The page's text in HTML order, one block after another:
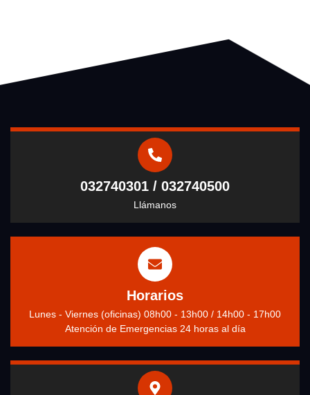
032740301 / 032740500
Llámanos
Horarios
Lunes - Viernes (oficinas) 08h00 - 13h00 / 14h00 - 17h00
Atención de Emergencias 24 horas al día